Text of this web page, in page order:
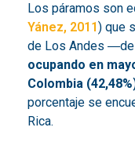
Los páramos son
Yánez, 2011) que
de Los Andes
ocupando en
Colombia
porcentaje se
Rica.